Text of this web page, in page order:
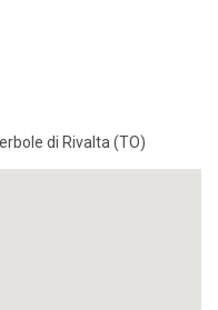
di Rivalta (TO)